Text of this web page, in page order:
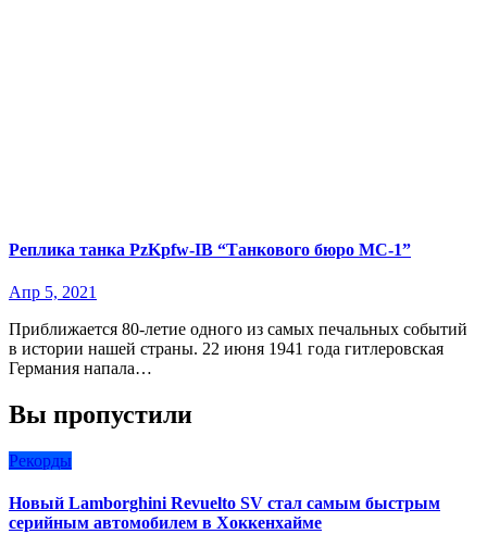
Реплика танка PzKpfw-IB “Танкового бюро МС-1”
Апр 5, 2021
Приближается 80-летие одного из самых печальных событий
в истории нашей страны. 22 июня 1941 года гитлеровская
Германия напала…
Вы пропустили
Рекорды
Новый Lamborghini Revuelto SV стал самым быстрым
серийным автомобилем в Хоккенхайме